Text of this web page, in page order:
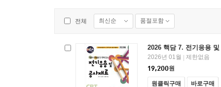
전체 최신순 품절포함
2026 핵담 7. 전기응용
2026년 01월 | 제한없음
19,200원
원클릭구매 바로구매